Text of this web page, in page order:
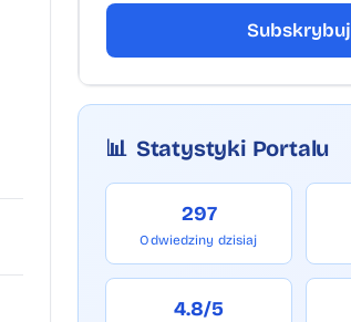
Subskrybuj
📊 Statystyki Portalu
297
Odwiedziny dzisiaj
4.8/5